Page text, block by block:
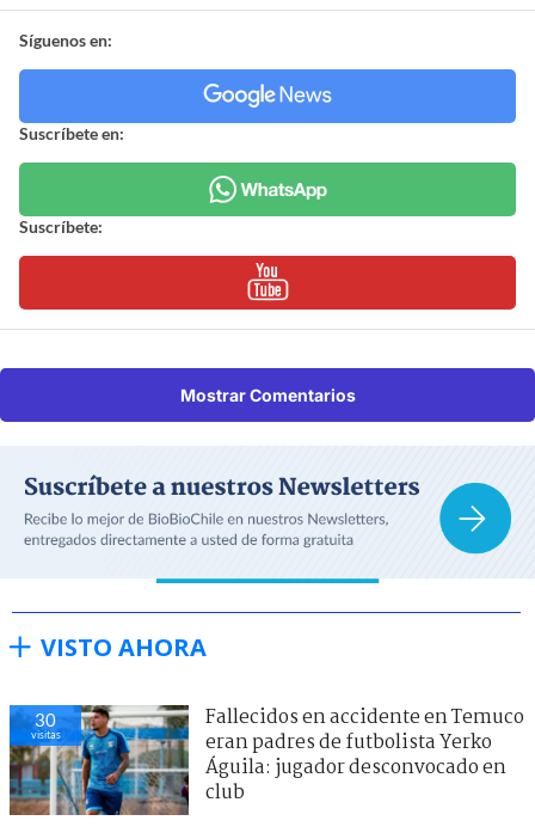
Síguenos en:
Suscríbete en:
Suscríbete:
Mostrar Comentarios
VISTO AHORA
30
visitas
Fallecidos en accidente en Temuco
eran padres de futbolista Yerko
Águila: jugador desconvocado en
club